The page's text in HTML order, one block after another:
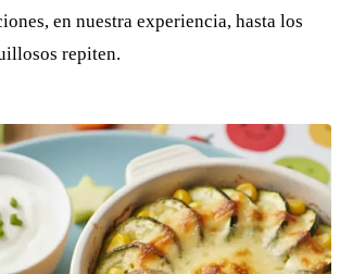
en nuestra experiencia, hasta los
repiten.